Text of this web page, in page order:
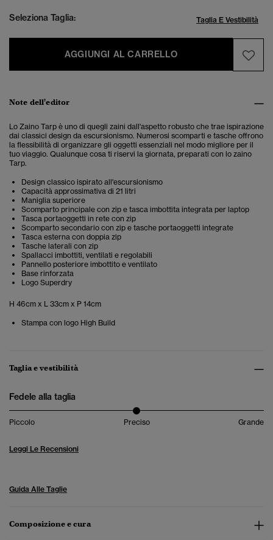
Seleziona Taglia: Taglia E Vestibilità
AGGIUNGI AL CARRELLO
Note dell'editor
Lo Zaino Tarp è uno di quegli zaini dall'aspetto robusto che trae ispirazione
dai classici design da escursionismo. Numerosi scomparti e tasche offrono
la flessibilità di organizzare gli oggetti essenziali nel modo migliore per il
tuo viaggio. Qualunque cosa ti riservi la giornata, preparati con lo zaino
Tarp.
Design classico ispirato all'escursionismo
Capacità approssimativa di 21 litri
Maniglia superiore
Scomparto principale con zip e tasca imbottita integrata per laptop
Tasca portaoggetti in rete con zip
Scomparto secondario con zip e tasche portaoggetti integrate
Tasca esterna con doppia zip
Tasche laterali con zip
Spallacci imbottiti, ventilati e regolabili
Pannello posteriore imbottito e ventilato
Base rinforzata
Logo Superdry
H 46cm x L 33cm x P 14cm
Stampa con logo High Build
Taglia e vestibilità
Fedele alla taglia
Piccolo Preciso Grande
Leggi Le Recensioni
Guida Alle Taglie
Composizione e cura